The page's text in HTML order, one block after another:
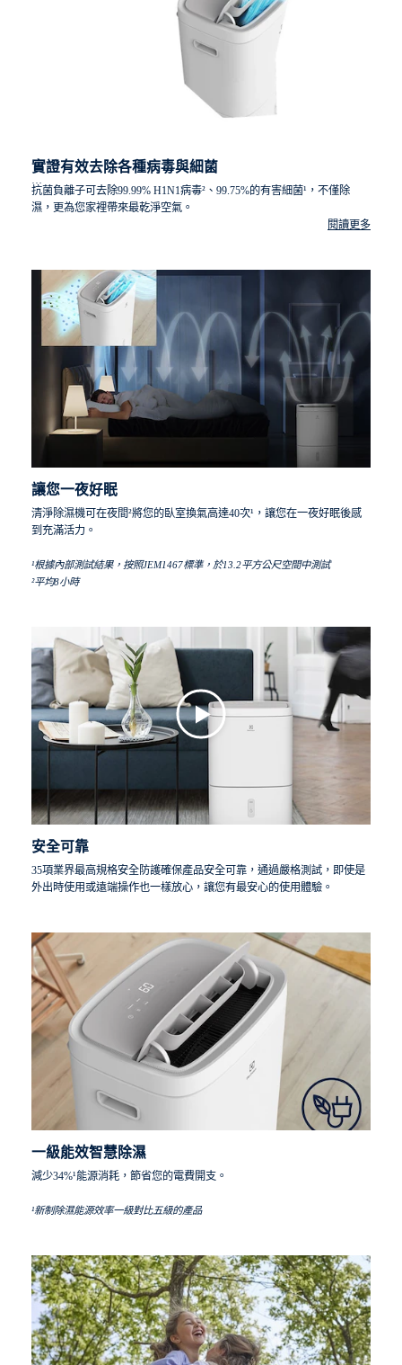
實證有效去除各種病毒與細菌
抗菌負離子可去除99.99% H1N1病毒²、99.75%的有害細菌¹，不僅除
濕，更為您家裡帶來最乾淨空氣。
號： 2021FM11867R01E、2020FM35159R03Ea
²經Guangdong detection center of microbiology測試H1N1病毒去除率，報告編
號：2021FM11867R02E
閱讀更多
讓您一夜好眠
清淨除濕機可在夜間²將您的臥室換氣高達40次¹，讓您在一夜好眠後感
到充滿活力。
¹根據內部測試結果，按照JEM1467標準，於13.2平方公尺空間中測試
²平均8小時
安全可靠
35項業界最高規格安全防護確保產品安全可靠，通過嚴格測試，即使是
外出時使用或遠端操作也一樣放心，讓您有最安心的使用體驗。
一級能效智慧除濕
減少34%¹能源消耗，節省您的電費開支。
¹新制除濕能源效率一級對比五級的產品